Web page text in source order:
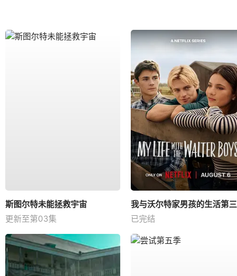
斯图尔特未能拯救宇宙
更新至第03集
我与沃尔特家男孩的生活第
已完结